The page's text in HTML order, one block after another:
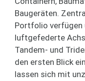
Baugeräten.
Portfolio verfügen
luftgefederte
Tandem- und
den ersten Blick
lassen sich mit